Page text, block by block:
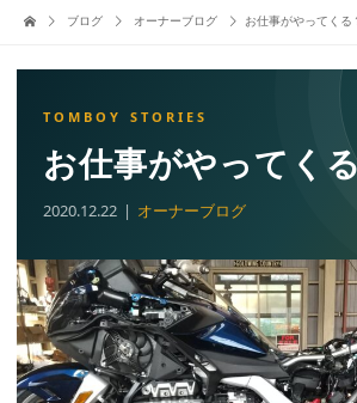
ブログ オーナーブログ お仕事がやってくる
お仕事がやってく
2020.12.22 オーナーブログ